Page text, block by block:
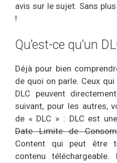
avis sur le sujet. Sans
!
Qu’est-ce qu’un
Déjà pour bien
de quoi on parle. Ceux
DLC peuvent
suivant, pour les autres,
de « DLC » : DLC est
Date Limite de
Content qui peut être
contenu